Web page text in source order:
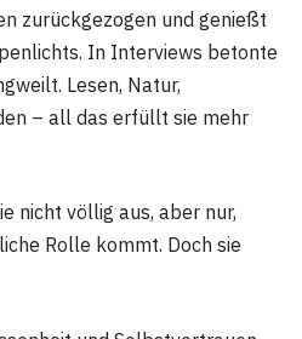
zurückgezogen und genießt
In Interviews betonte
Lesen, Natur,
– all das erfüllt sie mehr
nicht völlig aus, aber nur,
Rolle kommt. Doch sie